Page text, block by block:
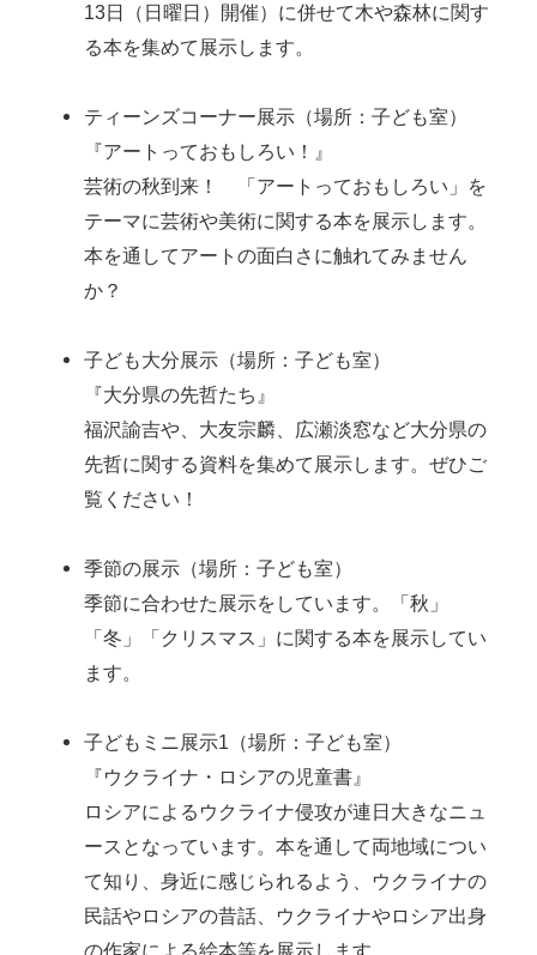
13日（日曜日）開催）に併せて木や森林に関す
る本を集めて展示します。
ティーンズコーナー展示（場所：子ども室）
『アートっておもしろい！』
芸術の秋到来！ 「アートっておもしろい」を
テーマに芸術や美術に関する本を展示します。
本を通してアートの面白さに触れてみません
か？
子ども大分展示（場所：子ども室）
『大分県の先哲たち』
福沢諭吉や、大友宗麟、広瀬淡窓など大分県の
先哲に関する資料を集めて展示します。ぜひご
覧ください！
季節の展示（場所：子ども室）
季節に合わせた展示をしています。「秋」
「冬」「クリスマス」に関する本を展示してい
ます。
子どもミニ展示1（場所：子ども室）
『ウクライナ・ロシアの児童書』
ロシアによるウクライナ侵攻が連日大きなニュ
ースとなっています。本を通して両地域につい
て知り、身近に感じられるよう、ウクライナの
民話やロシアの昔話、ウクライナやロシア出身
の作家による絵本等を展示します。